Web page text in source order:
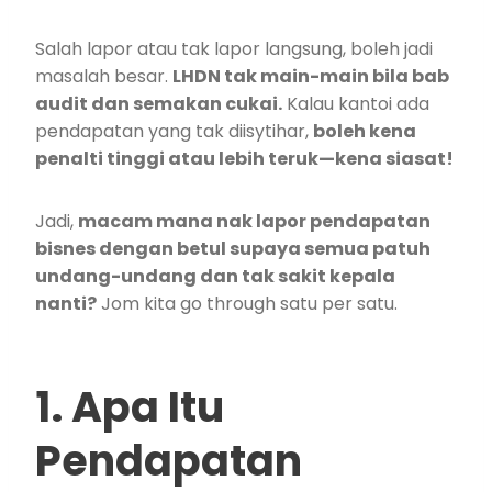
Salah lapor atau tak lapor langsung, boleh jadi
masalah besar. LHDN tak main-main bila bab
audit dan semakan cukai. Kalau kantoi ada
pendapatan yang tak diisytihar, boleh kena
penalti tinggi atau lebih teruk—kena siasat!
Jadi, macam mana nak lapor pendapatan
bisnes dengan betul supaya semua patuh
undang-undang dan tak sakit kepala
nanti?Jom kita go through satu per satu.
1. Apa Itu
Pendapatan